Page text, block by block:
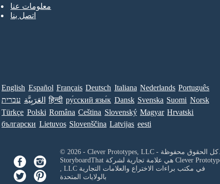
معلومات عنا
اتصل بنا
English Español Français Deutsch Italiana Nederlands Português
עברית العَرَبِيَّة हिन्दी ру́сский язы́к Dansk Svenska Suomi Norsk
Türkçe Polski Româna Ceština Slovenský Magyar Hrvatski
български Lietuvos Slovenščina Latvijas eesti
© 2026 - Clever Prototypes, LLC - كل الحقوق محفوظة.
StoryboardThat هي علامة تجارية لشركة Clever
, LLCفي مكتب براءات الاختراع والعلامات التجارية
بالولايات المتحدة